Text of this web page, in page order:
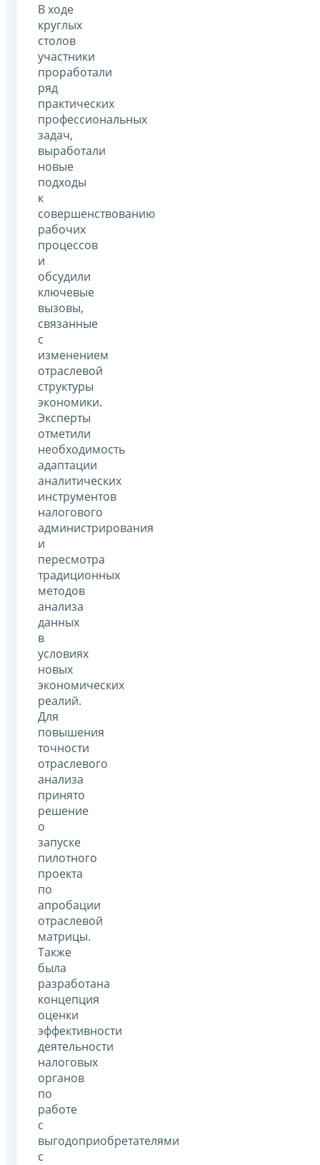
В ходе
круглых
столов
участники
проработали
ряд
практических
профессиональных
задач,
выработали
новые
подходы
к
совершенствованию
рабочих
процессов
и
обсудили
ключевые
вызовы,
связанные
с
изменением
отраслевой
структуры
экономики.
Эксперты
отметили
необходимость
адаптации
аналитических
инструментов
налогового
администрирования
и
пересмотра
традиционных
методов
анализа
данных
в
условиях
новых
экономических
реалий.
Для
повышения
точности
отраслевого
анализа
принято
решение
о
запуске
пилотного
проекта
по
апробации
отраслевой
матрицы.
Также
была
разработана
концепция
оценки
эффективности
деятельности
налоговых
органов
по
работе
с
выгодоприобретателями
с